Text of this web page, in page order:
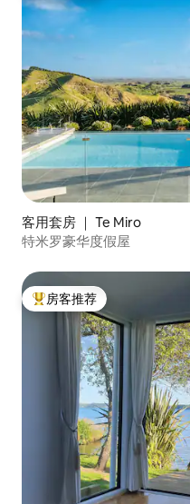
客用套房 ｜ Te Miro
特米罗豪华度假屋
热门「房客推荐」
房客推荐